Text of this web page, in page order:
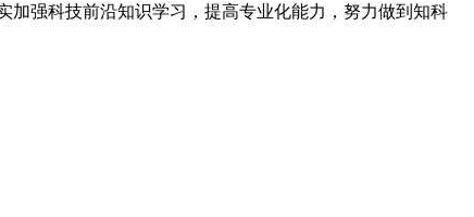
强科技前沿知识学习，提高专业化能力，努力做到知科